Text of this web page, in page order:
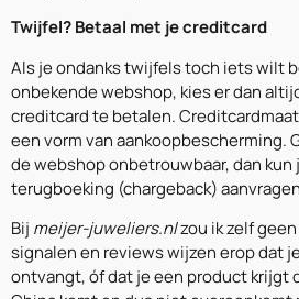
Twijfel? Betaal met je creditcard
Als je ondanks twijfels toch iets wilt
onbekende webshop, kies er dan
creditcard te betalen.
een vorm van aankoopbescherming.
de webshop onbetrouwbaar, dan
terugboeking (chargeback)
Bij meijer-juweliers.nlzou ik zelf
signalen en reviews wijzen erop dat
ontvangt, óf dat je een product krijgt